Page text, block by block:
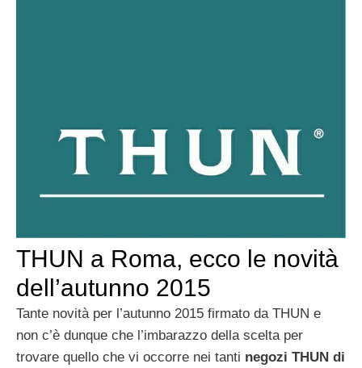
THUN a Roma, ecco le novità
dell’autunno 2015
Tante novità per l’autunno 2015 firmato da THUN e
non c’è dunque che l’imbarazzo della scelta per
trovare quello che vi occorre nei tanti negozi THUN di